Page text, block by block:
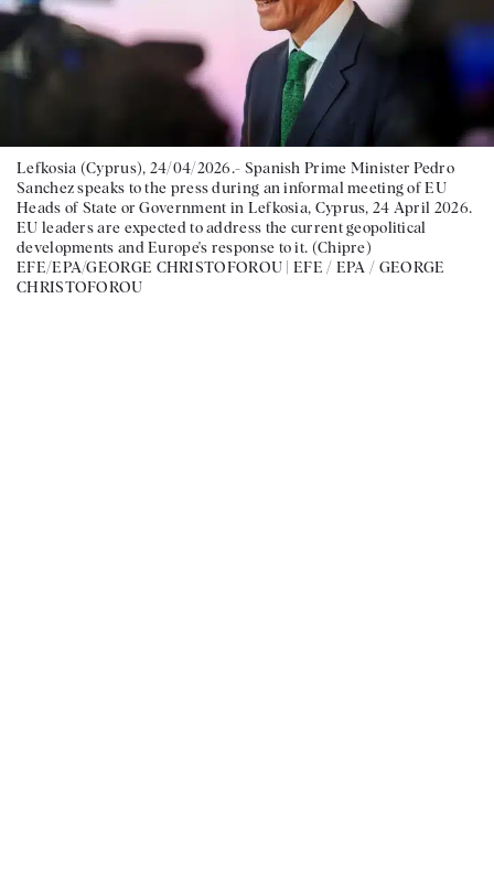
Lefkosia (Cyprus), 24/04/2026.- Spanish Prime Minister Pedro
Sanchez speaks to the press during an informal meeting of EU
Heads of State or Government in Lefkosia, Cyprus, 24 April 2026.
EU leaders are expected to address the current geopolitical
developments and Europe's response to it. (Chipre)
EFE/EPA/GEORGE CHRISTOFOROU |EFE / EPA / GEORGE
CHRISTOFOROU